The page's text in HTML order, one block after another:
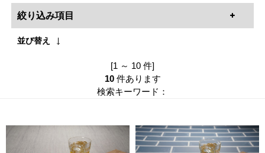
絞り込み項目
並び替え
[1 ～ 10 件]
10 件あります
検索キーワード：